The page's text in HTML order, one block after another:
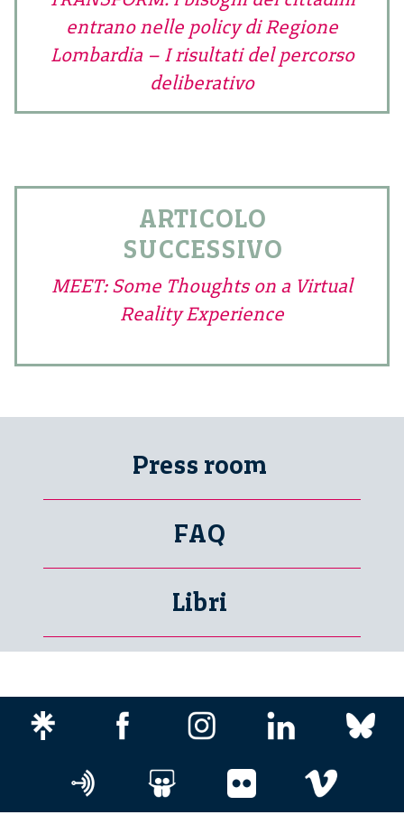
entrano nelle policy di Regione
Lombardia – I risultati del percorso
deliberativo
ARTICOLO
SUCCESSIVO
MEET: Some Thoughts on a Virtual
Reality Experience
Press room
FAQ
Libri